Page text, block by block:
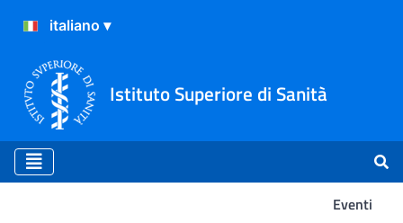
Istituto Superiore di Sanità
Eventi